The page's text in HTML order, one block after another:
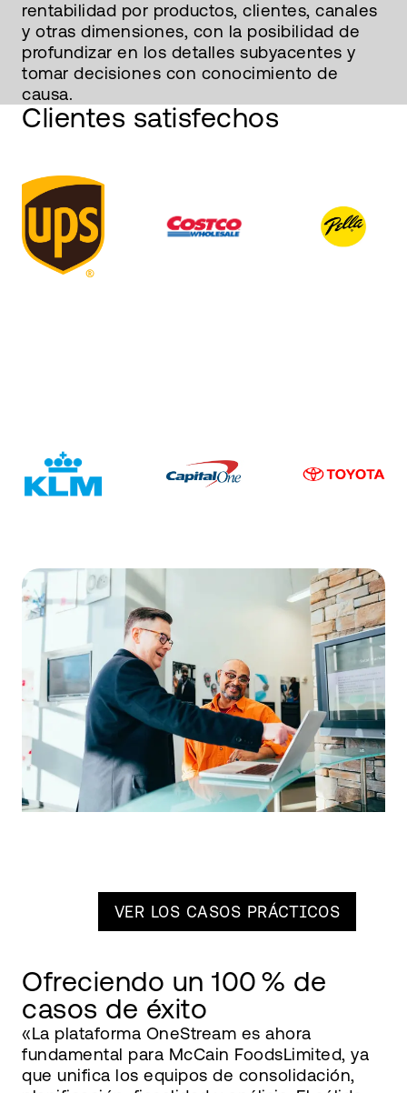
rentabilidad por productos, clientes, canales
y otras dimensiones, con la posibilidad de
profundizar en los detalles subyacentes y
tomar decisiones con conocimiento de
causa.
Clientes satisfechos
Ofreciendo un 100 % de
casos de éxito
«La plataforma OneStream es ahora
fundamental para McCain FoodsLimited, ya
que unifica los equipos de consolidación,
VER LOS CASOS PRÁCTICOS